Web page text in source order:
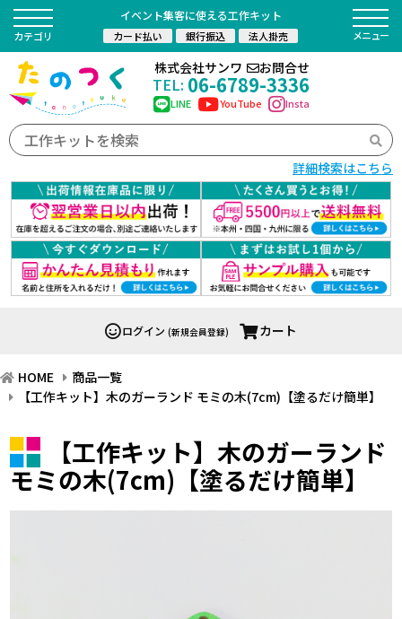
イベント集客に使える工作キット
カード払い 銀行振込 法人掛売
詳細検索はこちら
株式会社サンワ お問合せ
TEL: 06-6789-3336
LINE YouTube Insta
カテゴリ
ログイン (新規会員登録) カート
HOME
商品一覧
【工作キット】木のガーランド モミの木(7cm)【塗るだけ簡単】
【工作キット】木のガーランド
モミの木(7cm)【塗るだけ簡単】